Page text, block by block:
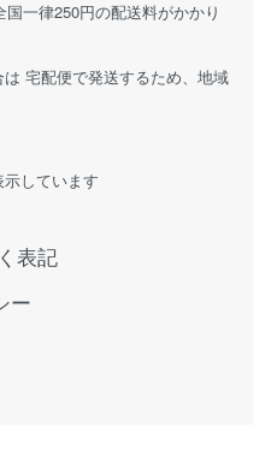
一律250円の配送料がかかり
宅配便で発送するため、地域
しています
表記
ー